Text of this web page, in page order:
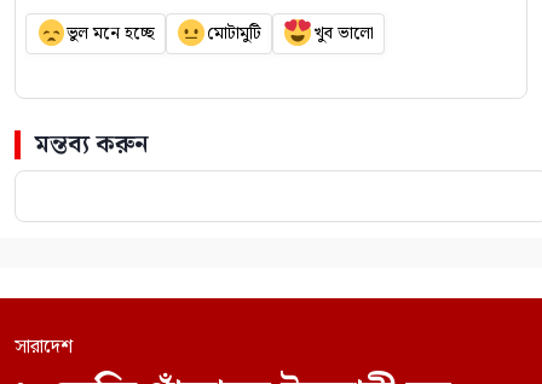
ভুল মনে হচ্ছে মোটামুটি খুব ভালো
মন্তব্য করুন
সারাদেশ